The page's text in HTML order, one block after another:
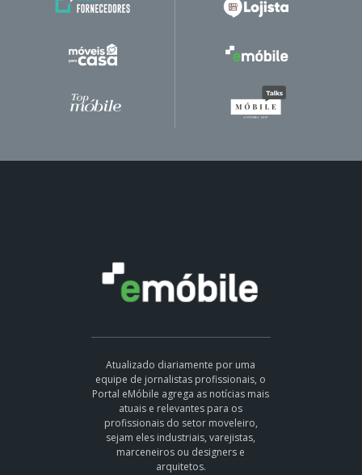
Atualizado diariamente por uma
equipe de jornalistas profissionais, o
Portal eMóbile agrega as notícias mais
atuais e relevantes para os
profissionais do setor moveleiro,
sejam eles industriais, varejistas,
marceneiros ou designers e
arquitetos.